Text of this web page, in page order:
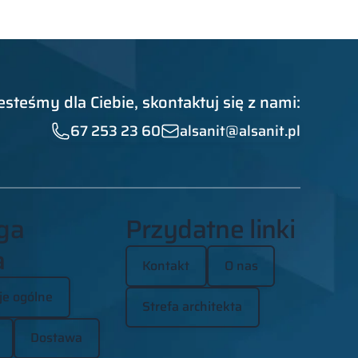
dla Ciebie, skontaktuj się z nami:
67 253 23 60 alsanit@alsanit.pl
ogólne
Dostawa
Przydatne linki
Kontakt O nas
Strefa architekta